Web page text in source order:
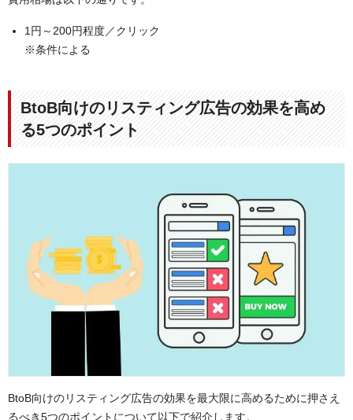
1円～200円程度／クリック
※条件による
BtoB向けのリスティング広告の効果を高め
る5つのポイント
BtoB向けのリスティング広告の効果を最大限に高めるために押さえ
るべき5つのポイントについて以下で紹介します。